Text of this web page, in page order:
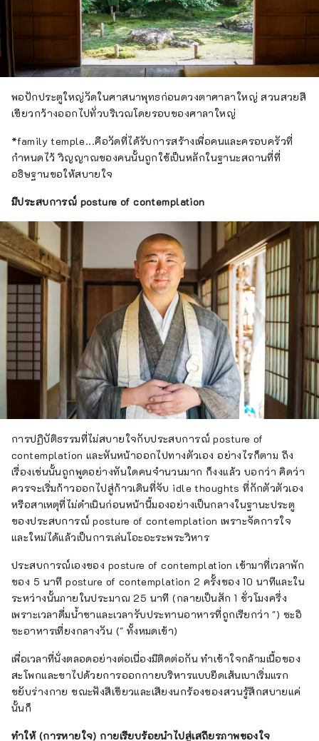
พอปักประตูใหญ่วัดในศาสนาพุทธก่อนดวงตาศาลาใหญ่ สวนสวยสี
เขียวกว้างออกไปทั่วบริเวณโดยรอบของศาลาใหญ่
*family temple...คือวัดที่ได้รับการสร้างเพื่อคนและครอบครัวที่
กำหนดไว้ วิญญาณของคนนั้นถูกใช้เป็นหลักในฐานะสถานที่ที่
อธิษฐานขอให้สบายใจ
มีประสบการณ์ posture of contemplation
การปฏิบัติธรรมที่ไม่สบายใจกับประสบการณ์ posture of
contemplation และหันหน้าออกไปทางตัวเอง อย่างไรก็ตาม ถึง
เรื่องเช่นนั้นถูกพูดอย่างทันใดคนจำนวนมาก ก็งงแล้ว บอกว่า คิดว่า
ควรจะเริ่มก้าวออกไปสู่ก้าวเดินที่จับ idle thoughts ที่กักตัวตัวเอง
หรือสาเหตุที่ไม่ดำเนินก่อนหน้านี้มองอย่างเป็นกลางในฐานะประตู
ของประสบการณ์ posture of contemplation เพราะจัดการใจ
และใหม่ได้แล้วเป็นการเล่นโอะอะระพระวิหาร
ประสบการณ์เองของ posture of contemplation เข้ามาที่เวลาพัก
ของ 5 นาที posture of contemplation 2 ครั้งของ 10 นาทีและใน
ระหว่างนั้นภายในประมาณ 25 นาที (กลายเป็นสัก 1 ชั่วโมงครึ่ง
เพราะเวลาดื่มน้ำชาและเวลารับประทานอาหารที่ถูกเรียกว่า ") ซะอิ
ซะอาหารเที่ยงกลางวัน (" ทั้งหมดเข้า)
เพื่อเวลาที่นั่งตลอดอย่างต่อเนื่องมีติดต่อกัน ทำเข้าใจกล้ามเนื้อของ
สะโพกและขาไปด้วยการออกกายบริหารแบบยืดเส้นเบาเริ่มแรก
ขยับร่างกาย ขณะฟังสีเขียวและเสียงนกร้องของสวนรู้สึกสบายแค่
นั้นก็
ทำให้ (การหายใจ) กายเรียบร้อยนำไปสู่เสถียรภาพของใจ